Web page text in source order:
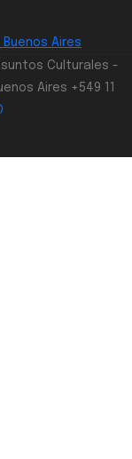
Culturales -
Aires +549 11